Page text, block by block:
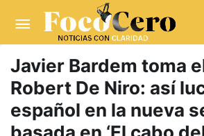
trwin giriş
masterbetting-palacebet1.com-
tlcasino giriş-betandyou-
skyloftsbet
Javier Bardem toma
Robert De Niro: así
español en la nueva